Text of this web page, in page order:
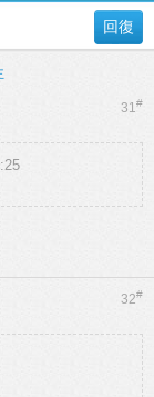
回復
31#
32#